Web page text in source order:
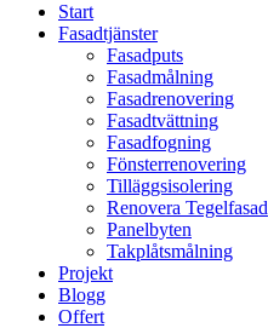
Start
Fasadtjänster
Fasadputs
Fasadmålning
Fasadrenovering
Fasadtvättning
Fasadfogning
Fönsterrenovering
Tilläggsisolering
Renovera Tegelfasad
Panelbyten
Takplåtsmålning
Projekt
Blogg
Offert